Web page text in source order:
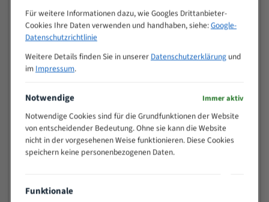
Zoll (ZpZ))
>
25
10/14
15 - 40
8/12
25 - 50
50 - 120
80 - 180
3/4
130 -
350
2/3
150 -
600
Für weitere Informationen dazu, wie Googles Drittanbieter-
Cookies Ihre Daten verwenden und handhaben, siehe:Google-
Datenschutzrichtlinie
Weitere Details finden Sie in unserer Datenschutzerklärungund
im Impressum.
Notwendige Immer aktiv
Notwendige Cookies sind für die Grundfunktionen der Website
von entscheidender Bedeutung. Ohne sie kann die Website
nicht in der vorgesehenen Weise funktionieren. Diese Cookies
speichern keine personenbezogenen Daten.
Funktionale